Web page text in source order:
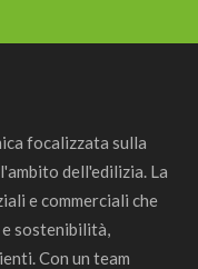
focalizzata sulla
dell'edilizia. La
e commerciali che
sostenibilità,
Con un team